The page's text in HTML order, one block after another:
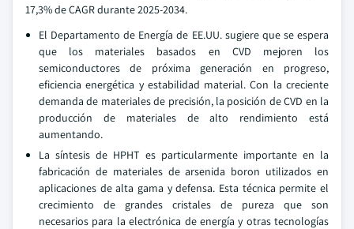
17,3% de CAGR durante 2025-2034.
El Departamento de Energía de EE.UU. sugiere que se espera
que los materiales basados en CVD mejoren los
semiconductores de próxima generación en progreso,
eficiencia energética y estabilidad material. Con la creciente
demanda de materiales de precisión, la posición de CVD en la
producción de materiales de alto rendimiento está
aumentando.
La síntesis de HPHT es particularmente importante en la
fabricación de materiales de arsenida boron utilizados en
aplicaciones de alta gama y defensa. Esta técnica permite el
crecimiento de grandes cristales de pureza que son
necesarios para la electrónica de energía y otras tecnologías